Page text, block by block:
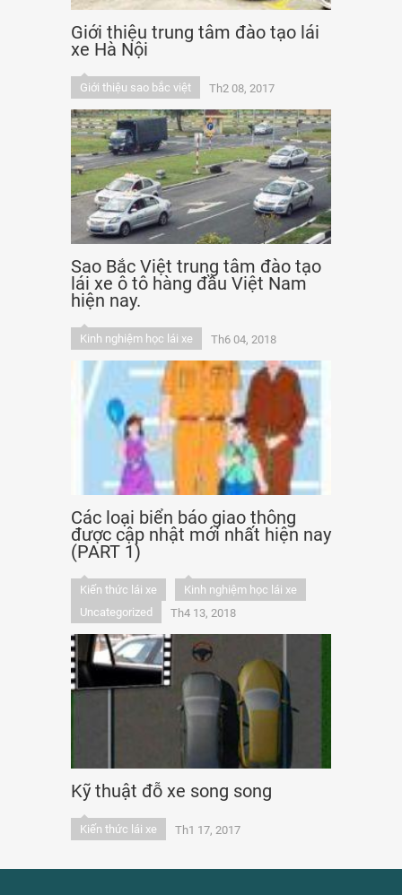
Giới thiệu trung tâm đào tạo lái
xe Hà Nội
Giới thiệu sao bắc việt Th2 08, 2017
Sao Bắc Việt trung tâm đào tạo
lái xe ô tô hàng đầu Việt Nam
hiện nay.
Kinh nghiệm học lái xe Th6 04, 2018
Các loại biển báo giao thông
được cập nhật mới nhất hiện nay
(PART 1)
Kiến thức lái xe
Kinh nghiệm học lái xe
Uncategorized
Th4 13, 2018
Kỹ thuật đỗ xe song song
Kiến thức lái xe Th1 17, 2017